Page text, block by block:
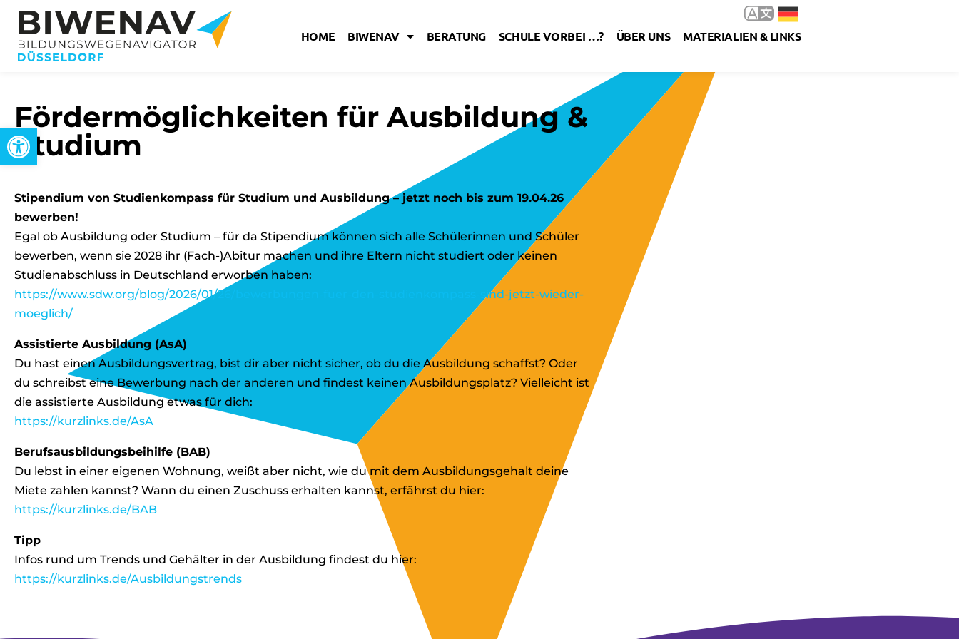
Open toolbar
HOME BIWENAV BERATUNG SCHULE VORBEI …? ÜBER UNS MATERIALIEN & LINKS
Fördermöglichkeiten für Ausbildung &
Studium
Stipendium von Studienkompass für Studium und Ausbildung – jetzt noch bis zum 19.04.26
bewerben!
Egal ob Ausbildung oder Studium – für da Stipendium können sich alle Schülerinnen und Schüler
bewerben, wenn sie 2028 ihr (Fach-)Abitur machen und ihre Eltern nicht studiert oder keinen
Studienabschluss in Deutschland erworben haben:
https://www.sdw.org/blog/2026/01/26/bewerbungen-fuer-den-studienkompass-sind-jetzt-wieder-
moeglich/
Assistierte Ausbildung (AsA)
Du hast einen Ausbildungsvertrag, bist dir aber nicht sicher, ob du die Ausbildung schaffst? Oder
du schreibst eine Bewerbung nach der anderen und findest keinen Ausbildungsplatz? Vielleicht ist
die assistierte Ausbildung etwas für dich:
https://kurzlinks.de/AsA
Berufsausbildungsbeihilfe (BAB)
Du lebst in einer eigenen Wohnung, weißt aber nicht, wie du mit dem Ausbildungsgehalt deine
Miete zahlen kannst? Wann du einen Zuschuss erhalten kannst, erfährst du hier:
https://kurzlinks.de/BAB
Tipp
Infos rund um Trends und Gehälter in der Ausbildung findest du hier:
https://kurzlinks.de/Ausbildungstrends